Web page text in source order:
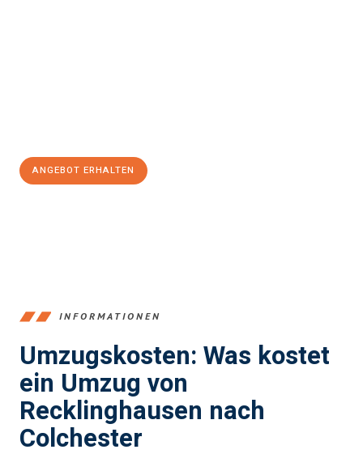
ANGEBOT ERHALTEN
INFORMATIONEN
Umzugskosten: Was kostet
ein Umzug von
Recklinghausen nach
Colchester